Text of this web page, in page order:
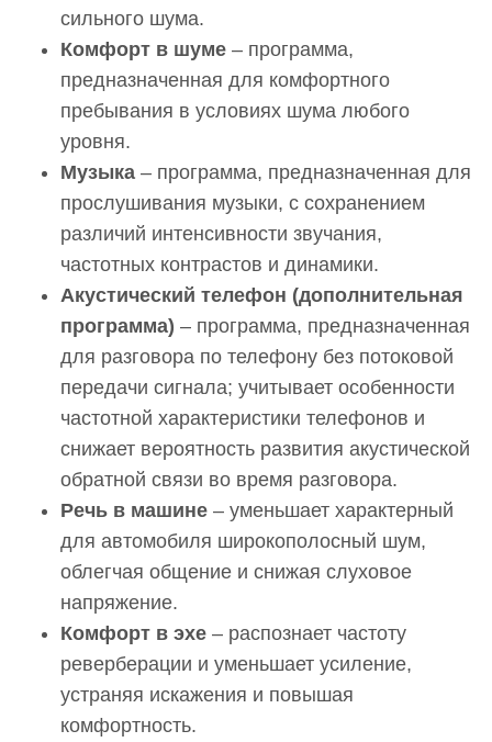
сильного шума.
Комфорт в шуме – программа,
предназначенная для комфортного
пребывания в условиях шума любого
уровня.
Музыка – программа, предназначенная для
прослушивания музыки, с сохранением
различий интенсивности звучания,
частотных контрастов и динамики.
Акустический телефон (дополнительная
программа) – программа, предназначенная
для разговора по телефону без потоковой
передачи сигнала; учитывает особенности
частотной характеристики телефонов и
снижает вероятность развития акустической
обратной связи во время разговора.
Речь в машине – уменьшает характерный
для автомобиля широкополосный шум,
облегчая общение и снижая слуховое
напряжение.
Комфорт в эхе – распознает частоту
реверберации и уменьшает усиление,
устраняя искажения и повышая
комфортность.